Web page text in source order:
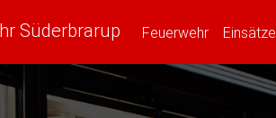
Süderbrarup Feuerwehr(current)
Einsätze